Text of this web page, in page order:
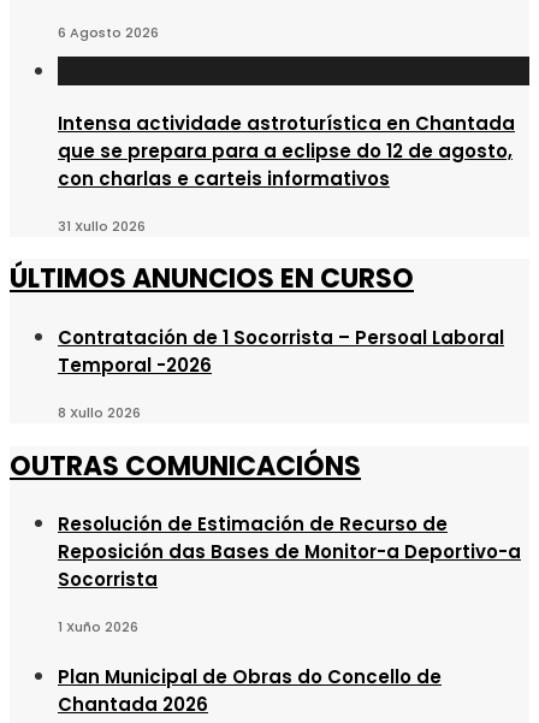
6 Agosto 2026
Intensa actividade astroturística en Chantada
que se prepara para a eclipse do 12 de agosto,
con charlas e carteis informativos
31 Xullo 2026
ÚLTIMOS ANUNCIOS EN CURSO
Contratación de 1 Socorrista – Persoal Laboral
Temporal -2026
8 Xullo 2026
OUTRAS COMUNICACIÓNS
Resolución de Estimación de Recurso de
Reposición das Bases de Monitor-a Deportivo-a
Socorrista
1 Xuño 2026
Plan Municipal de Obras do Concello de
Chantada 2026